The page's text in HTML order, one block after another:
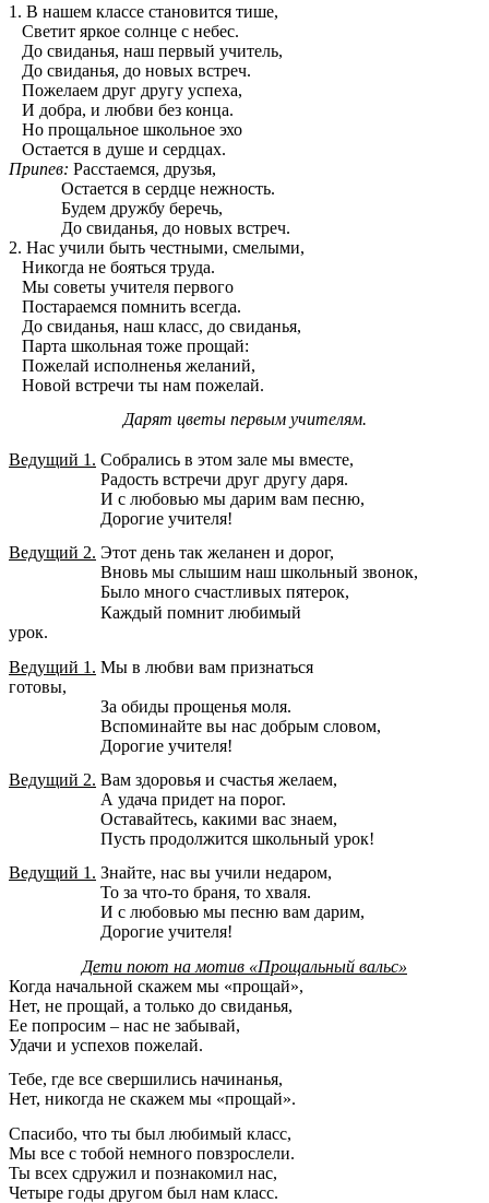
1. В нашем классе становится тише,
Светит яркое солнце с небес.
До свиданья, наш первый учитель,
До свиданья, до новых встреч.
Пожелаем друг другу успеха,
И добра, и любви без конца.
Но прощальное школьное эхо
Остается в душе и сердцах.
Припев: Расстаемся, друзья,
Остается в сердце нежность.
Будем дружбу беречь,
До свиданья, до новых встреч.
2. Нас учили быть честными, смелыми,
Никогда не бояться труда.
Мы советы учителя первого
Постараемся помнить всегда.
До свиданья, наш класс, до свиданья,
Парта школьная тоже прощай:
Пожелай исполненья желаний,
Новой встречи ты нам пожелай.
Дарят цветы первым учителям.
Ведущий 1. Собрались в этом зале мы вместе,
Радость встречи друг другу даря.
И с любовью мы дарим вам песню,
Дорогие учителя!
Ведущий 2. Этот день так желанен и дорог,
Вновь мы слышим наш школьный звонок,
Было много счастливых пятерок,
Каждый помнит любимый
урок.
Ведущий 1. Мы в любви вам признаться
готовы,
За обиды прощенья моля.
Вспоминайте вы нас добрым словом,
Дорогие учителя!
Ведущий 2. Вам здоровья и счастья желаем,
А удача придет на порог.
Оставайтесь, какими вас знаем,
Пусть продолжится школьный урок!
Ведущий 1. Знайте, нас вы учили недаром,
То за что-то браня, то хваля.
И с любовью мы песню вам дарим,
Дорогие учителя!
Дети поют на мотив «Прощальный вальс»
Когда начальной скажем мы «прощай»,
Нет, не прощай, а только до свиданья,
Ее попросим – нас не забывай,
Удачи и успехов пожелай.
Тебе, где все свершились начинанья,
Нет, никогда не скажем мы «прощай».
Спасибо, что ты был любимый класс,
Мы все с тобой немного повзрослели.
Ты всех сдружил и познакомил нас,
Четыре годы другом был нам класс.